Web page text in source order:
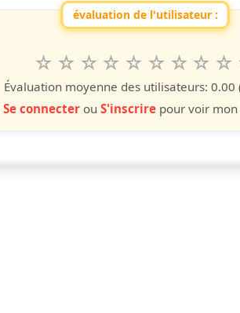
évaluation de l'utilisateur :
Valuta questo 10
9
étoiles
8
étoiles
7
étoiles
6
étoiles
5
étoiles
4
étoiles
3
étoiles
2
étoiles
étoile
Évaluation moyenne des utilisateurs: 0.00
Se connecterou S'inscrirepour voir mon